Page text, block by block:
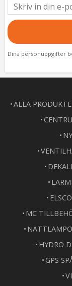
Dina personuppgifter
ALLA
MC
HYDRO
GPS